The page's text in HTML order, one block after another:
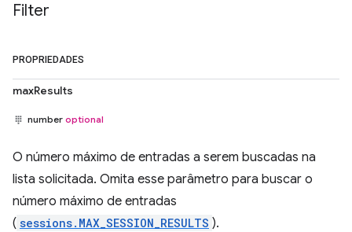
Filter
PROPRIEDADES
maxResults
number optional
O número máximo de entradas a serem buscadas na
lista solicitada. Omita esse parâmetro para buscar o
número máximo de entradas
( sessions.MAX_SESSION_RESULTS ).